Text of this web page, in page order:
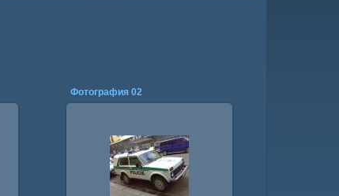
Фотография 02
28.02.2010
nivin